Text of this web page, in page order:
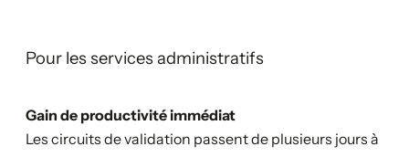
Pour les services administratifs
Gain de productivité immédiat
Les circuits de validation passent de plusieurs jours à